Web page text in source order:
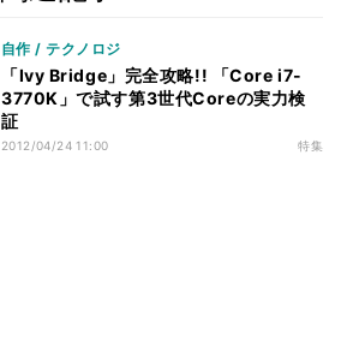
自作 / テクノロジ
「Ivy Bridge」完全攻略!! 「Core i7-
3770K」で試す第3世代Coreの実力検
証
2012/04/24 11:00 特集